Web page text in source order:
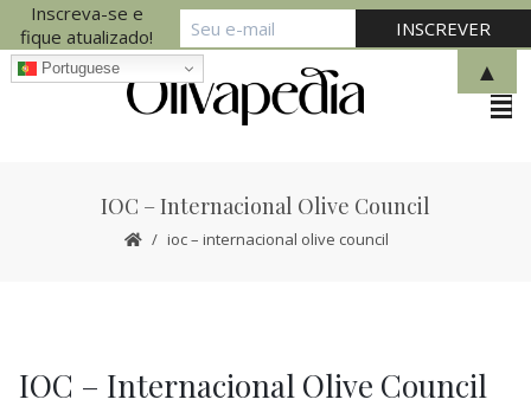
IOC – Internacional Olive Council
ioc – internacional olive council
IOC – Internacional Olive Council
Inscreva-se e
fique atualizado!
▲
Portuguese